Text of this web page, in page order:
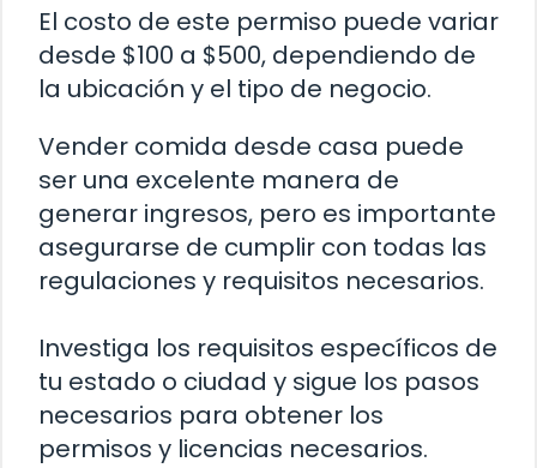
El costo de este permiso puede variar
desde $100 a $500, dependiendo de
la ubicación y el tipo de negocio.
Vender comida desde casa puede
ser una excelente manera de
generar ingresos, pero es importante
asegurarse de cumplir con todas las
regulaciones y requisitos necesarios.
Investiga los requisitos específicos de
tu estado o ciudad y sigue los pasos
necesarios para obtener los
permisos y licencias necesarios.